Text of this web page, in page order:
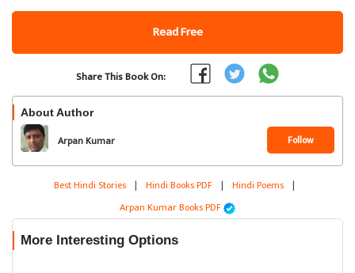
Read Free
Share This Book On:
About Author
Arpan Kumar Follow
Best Hindi Stories | Hindi Books PDF | Hindi Poems |
Arpan Kumar Books PDF
More Interesting Options